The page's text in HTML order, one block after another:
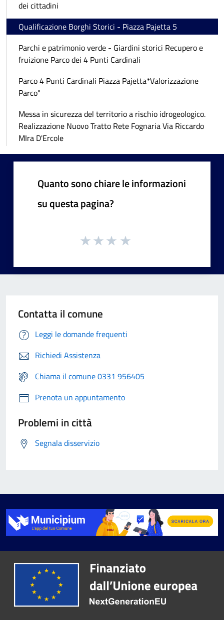
dei cittadini
Qualificazione Borghi Storici - Piazza Pajetta 5
Parchi e patrimonio verde - Giardini storici Recupero e
fruizione Parco dei 4 Punti Cardinali
Parco 4 Punti Cardinali Piazza Pajetta*Valorizzazione
Parco"
Messa in sicurezza del territorio a rischio idrogeologico.
Realizzazione Nuovo Tratto Rete Fognaria Via Riccardo
MIra D'Ercole
Quanto sono chiare le informazioni
su questa pagina?
Contatta il comune
Leggi le domande frequenti
Richiedi Assistenza
Chiama il comune 0331 956405
Prenota un appuntamento
Problemi in città
Segnala disservizio